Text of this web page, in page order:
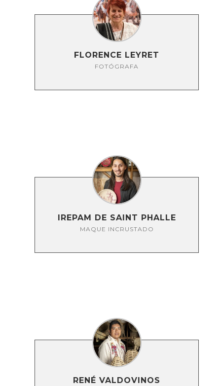
FLORENCE LEYRET
FOTÓGRAFA
IREPAM DE SAINT PHALLE
MAQUE INCRUSTADO
RENÉ VALDOVINOS